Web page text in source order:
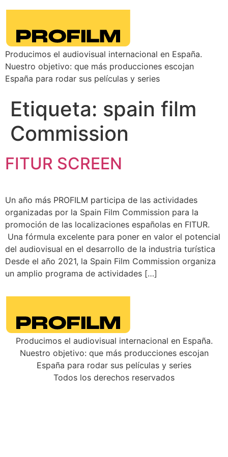
Producimos el audiovisual internacional en España.
Nuestro objetivo: que más producciones escojan
España para rodar sus películas y series
Etiqueta: spain film
Commission
FITUR SCREEN
Un año más PROFILM participa de las actividades
organizadas por la Spain Film Commission para la
promoción de las localizaciones españolas en FITUR.
Una fórmula excelente para poner en valor el potencial
del audiovisual en el desarrollo de la industria turística
Desde el año 2021, la Spain Film Commission organiza
un amplio programa de actividades […]
Producimos el audiovisual internacional en España.
Nuestro objetivo: que más producciones escojan
España para rodar sus películas y series
Todos los derechos reservados